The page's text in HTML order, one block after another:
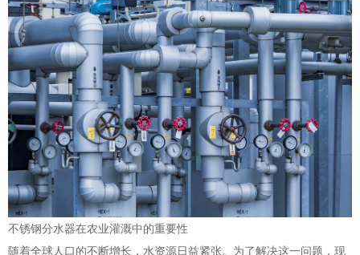
不锈钢分水器在农业灌溉中的重要性
随着全球人口的不断增长，水资源日益紧张。为了解决这一问题，现